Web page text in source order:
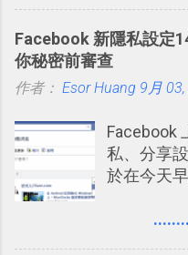
2016/8 新
技！最想
學 2016/
急時間管
用 Trello？
2017/6 新
旅行？我
卡片不再
技巧
線，對商
張資料地
書時建立
規劃自助
圖」在規
多問題：
稱。 在
Facebook 新隱私設定
你秘密前審查
作者： Esor Huang 9月
Facebook
私、分享
於在今天
用新版的